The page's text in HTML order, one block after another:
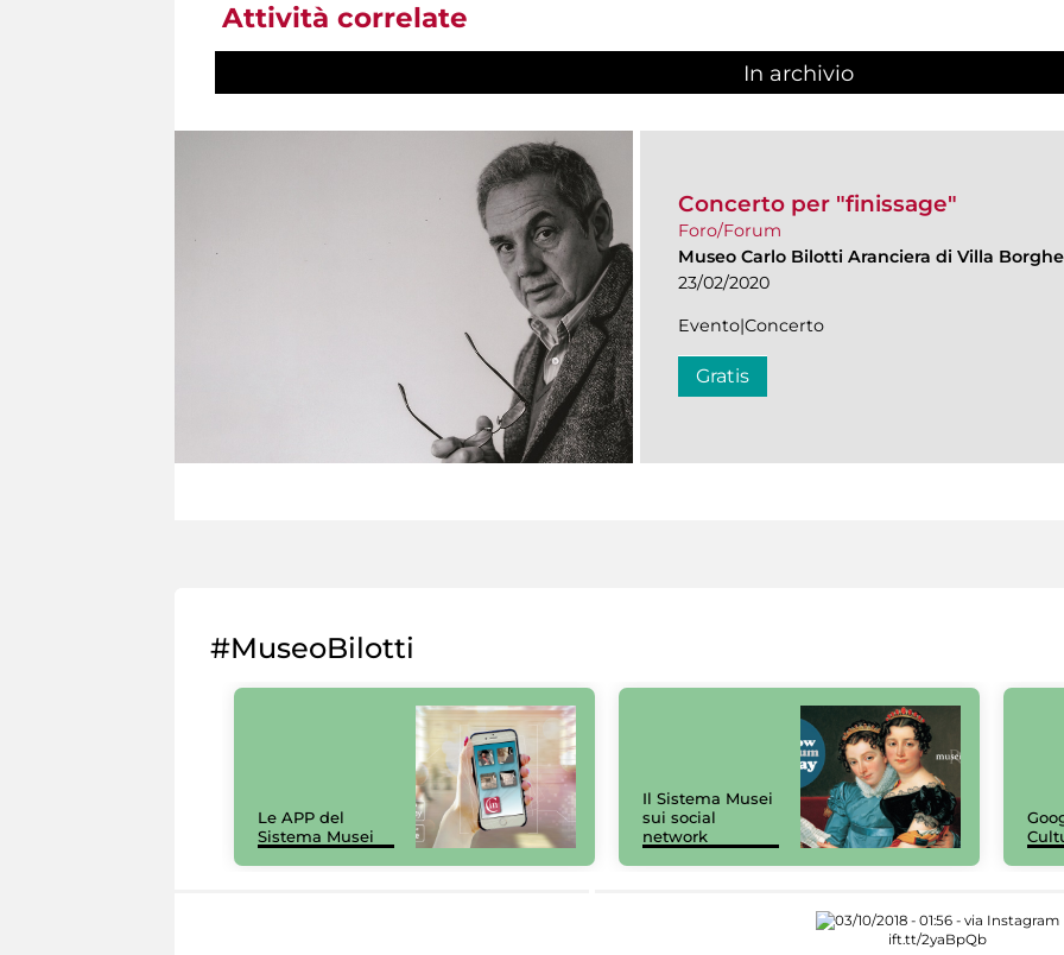
Attività correlate
In archivio
Concerto per "finissage"
Foro/Forum
Museo Carlo Bilotti Aranciera di Villa
23/02/2020
Evento|Concerto
Gratis
#MuseoBilotti
Le APP del
Sistema Musei
Il Sistema Musei
sui social
network